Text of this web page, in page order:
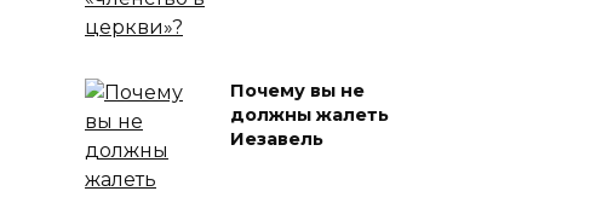
Почему вы не
должны жалеть
Иезавель